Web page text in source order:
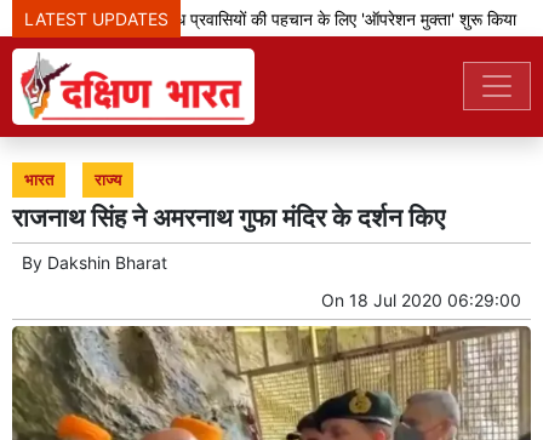
LATEST UPDATES
बेंगलूरु पुलिस ने अवैध प्रवासियों की पहचान के लिए 'ऑपरेशन मुक्ता' शुरू किया
भारत राज्य
राजनाथ सिंह ने अमरनाथ गुफा मंदिर के दर्शन किए
By Dakshin Bharat
On 18 Jul 2020 06:29:00